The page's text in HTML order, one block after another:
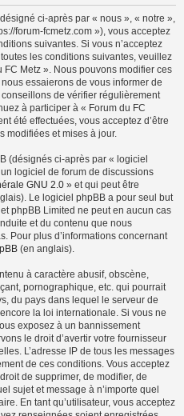
ci-après par « nous », « notre »,
forum-fcmetz.com »), vous acceptez
suivantes. Si vous n’acceptez
les conditions suivantes, veuillez
Metz ». Nous pouvons modifier ces
essaierons de vous informer de
de vérifier régulièrement
à participer à « Forum du FC
été effectuées, vous acceptez d’être
modifiées et mises à jour.
(désignés ci-après par « logiciel
logiciel de forum de discussions
GNU 2.0 » et qui peut être
Le logiciel phpBB a pour seul but
phpBB Limited ne peut en aucun cas
et du contenu que nous
Pour plus d’informations concernant
(en anglais).
à caractère abusif, obscène,
pornographique, etc. qui pourrait
du pays dans lequel le serveur de
la loi internationale. Si vous ne
exposez à un bannissement
le droit d’avertir votre fournisseur
L’adresse IP de tous les messages
de ces conditions. Vous acceptez
de supprimer, de modifier, de
sujet et message à n’importe quel
En tant qu’utilisateur, vous acceptez